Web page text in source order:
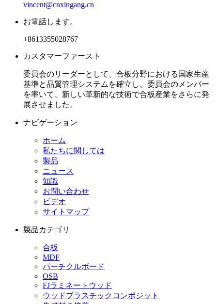
vincent@cnxingang.cn
お電話します。
+8613355028767
カスタマーファースト
委員会のリーダーとして、合板分野における国家生産
基準と品質管理システムを確立し、委員会のメンバー
を率いて、新しい革新的な技術で合板産業をさらに発
展させました。
ナビゲーション
ホーム
私たちに関しては
製品
ニュース
知識
お問い合わせ
ビデオ
サイトマップ
製品カテゴリ
合板
MDF
パーチクルボード
OSB
FJラミネートウッド
ウッドプラスチックコンポジット